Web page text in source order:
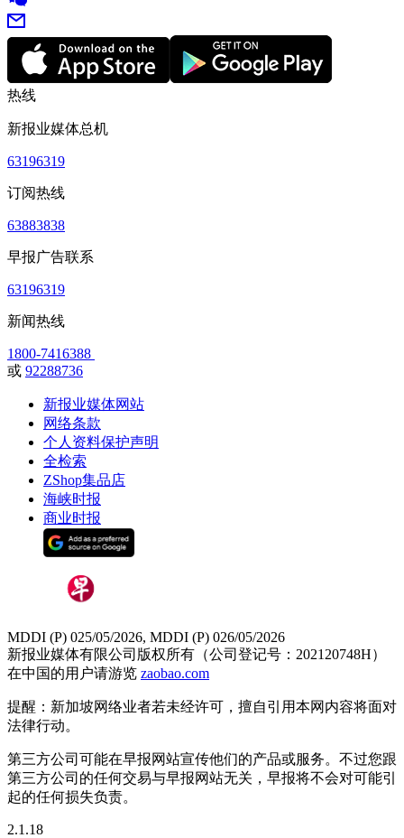
热线
新报业媒体总机
63196319
订阅热线
63883838
早报广告联系
63196319
新闻热线
1800-7416388
或 92288736
新报业媒体网站
网络条款
个人资料保护声明
全检索
ZShop集品店
海峡时报
商业时报
MDDI (P) 025/05/2026, MDDI (P) 026/05/2026
新报业媒体有限公司版权所有（公司登记号：202120748H）
在中国的用户请游览 zaobao.com
提醒：新加坡网络业者若未经许可，擅自引用本网内容将面对
法律行动。
第三方公司可能在早报网站宣传他们的产品或服务。不过您跟
第三方公司的任何交易与早报网站无关，早报将不会对可能引
起的任何损失负责。
2.1.18